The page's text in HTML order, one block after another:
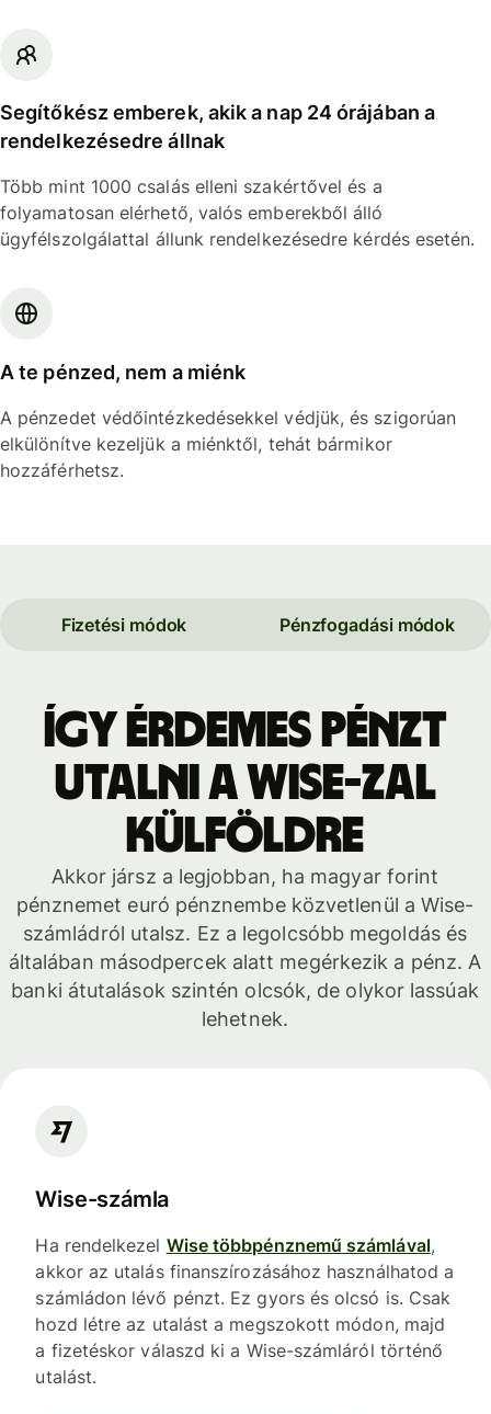
Segítőkész emberek, akik a nap 24 órájában a
rendelkezésedre állnak
Több mint 1000 csalás elleni szakértővel és a
folyamatosan elérhető, valós emberekből álló
ügyfélszolgálattal állunk rendelkezésedre kérdés esetén.
A te pénzed, nem a miénk
A pénzedet védőintézkedésekkel védjük, és szigorúan
elkülönítve kezeljük a miénktől, tehát bármikor
hozzáférhetsz.
Fizetési módok Pénzfogadási módok
Így érdemes pénzt
utalni a Wise-zal
külföldre
Akkor jársz a legjobban, ha magyar forint
pénznemet euró pénznembe közvetlenül a Wise-
számládról utalsz. Ez a legolcsóbb megoldás és
általában másodpercek alatt megérkezik a pénz. A
banki átutalások szintén olcsók, de olykor lassúak
lehetnek.
Wise-számla
Ha rendelkezel Wise többpénznemű számlával,
akkor az utalás finanszírozásához használhatod a
számládon lévő pénzt. Ez gyors és olcsó is. Csak
hozd létre az utalást a megszokott módon, majd
a fizetéskor válaszd ki a Wise-számláról történő
utalást.